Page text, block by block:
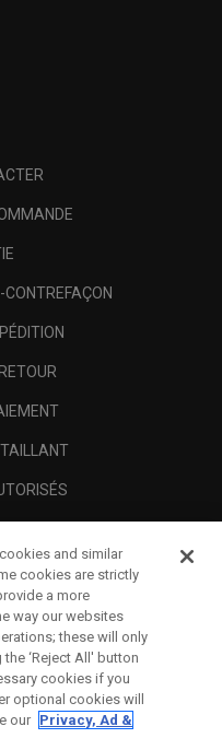
and similar
cookies are strictly
a more
way our websites
these will only
‘Reject All' button
cookies if you
optional cookies will
our Privacy, Ad &